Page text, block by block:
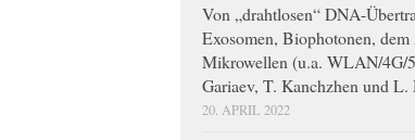
Von „drahtlosen“ DNA-
Exosomen, Biophotonen, dem
Mikrowellen (u.a. WLAN/4G/
Gariaev, T. Kanchzhen und
20. APRIL 2022